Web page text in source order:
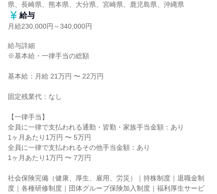
県、長崎県、熊本県、大分県、宮崎県、鹿児島県、沖縄県
給与
月給230,000円～340,000円
給与詳細
※基本給・一律手当の総額
基本給：月給 21万円 〜 22万円
固定残業代：なし
【一律手当】
全員に一律で支払われる通勤・皆勤・家族手当金額：あり
1ヶ月あたり1万円 〜 5万円
全員に一律で支払われるその他手当金額：あり
1ヶ月あたり1万円 〜 7万円
社会保険完備（健康、厚生、雇用、労災）｜持株制度｜退職金制
度｜各種研修制度｜団体グループ保険加入制度｜福利厚生サービ